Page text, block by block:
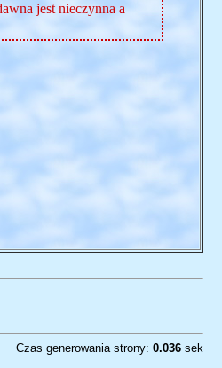
jest nieczynna a
Czas generowania strony: 0.036sek